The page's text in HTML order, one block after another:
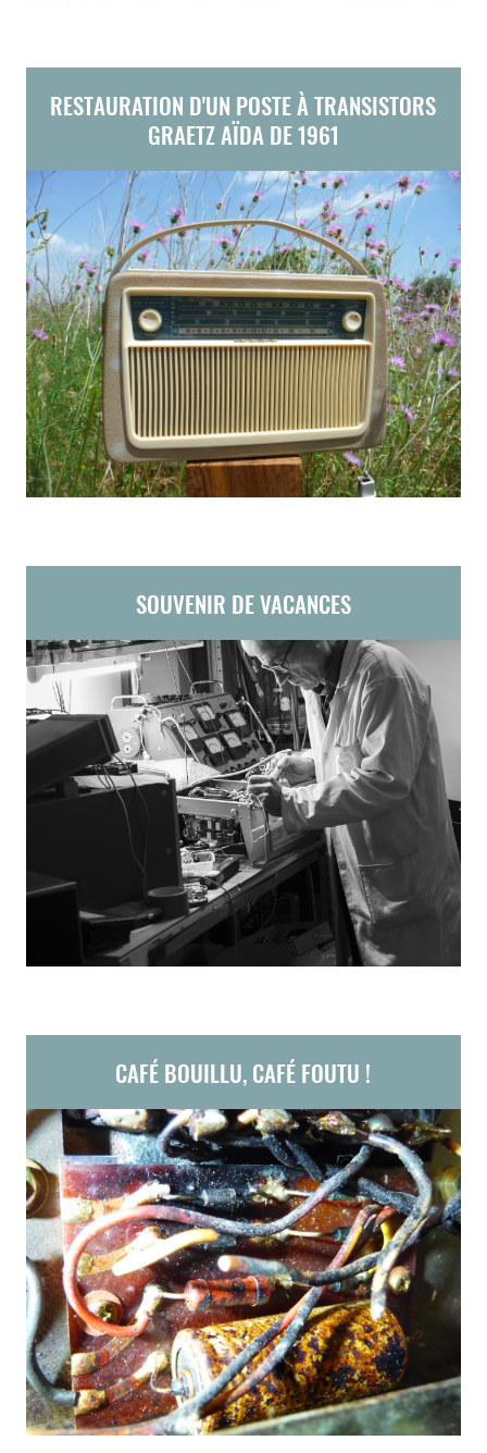
RESTAURATION D'UN POSTE À TRANSISTORS
GRAETZ AÏDA DE 1961
SOUVENIR DE VACANCES
CAFÉ BOUILLU, CAFÉ FOUTU !